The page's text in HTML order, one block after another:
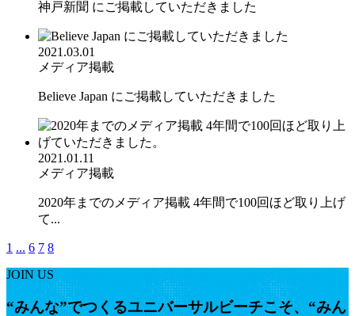
神戸新聞 にご掲載していただきました
2021.03.01
メディア掲載
Believe Japan にご掲載していただきました
2021.01.11
メディア掲載
2020年までのメディア掲載 4年間で100回ほど取り上げ
て...
1 ... 6 7 8
JOIN US
“みんな”でつくるユニバーサルビーチこそ、“みん